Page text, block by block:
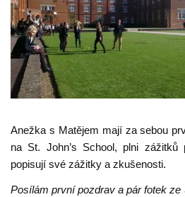
Anežka s Matějem mají za sebou
na St. John’s School, plni
popisují své zážitky a zkušenosti.
Posílám první pozdrav a pár fotek ze